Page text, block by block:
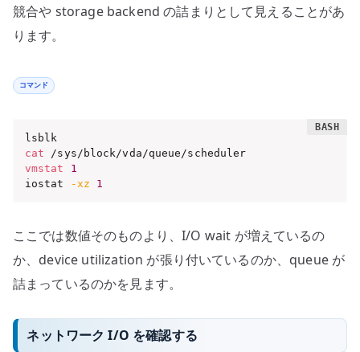
競合や storage backend の詰まりとして見えることがあ
ります。
コマンド
cat
vmstat
1
iostat
-xz 1
ここでは数値そのものより、I/O wait が増えているの
か、device utilization が張り付いているのか、queue が
詰まっているのかを見ます。
ネットワーク I/O を確認する